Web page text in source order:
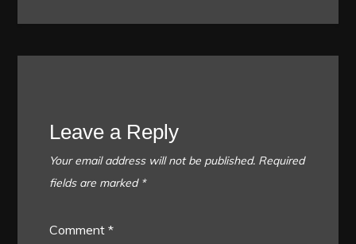
Leave a Reply
Your email address will not be published. Required
fields are marked *
Comment*